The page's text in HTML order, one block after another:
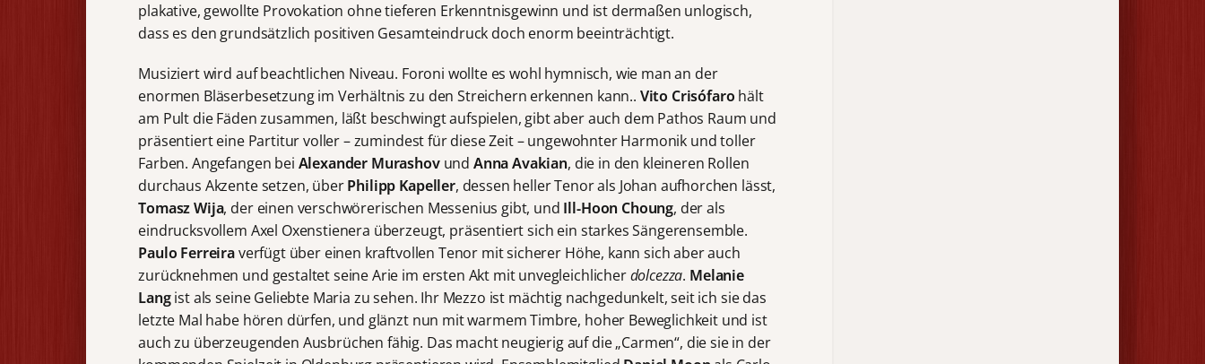
plakative, gewollte Provokation ohne tieferen Erkenntnisgewinn und ist dermaßen unlogisch,
dass es den grundsätzlich positiven Gesamteindruck doch enorm beeinträchtigt.
Musiziert wird auf beachtlichen Niveau. Foroni wollte es wohl hymnisch, wie man an der
enormen Bläserbesetzung im Verhältnis zu den Streichern erkennen kann.. Vito Crisófaro hält
am Pult die Fäden zusammen, läßt beschwingt aufspielen, gibt aber auch dem Pathos Raum und
präsentiert eine Partitur voller – zumindest für diese Zeit – ungewohnter Harmonik und toller
Farben. Angefangen bei Alexander Murashovund Anna Avakian, die in den kleineren Rollen
durchaus Akzente setzen, überPhilipp Kapeller, dessen heller Tenor als Johan aufhorchen lässt,
Tomasz Wija, der einen verschwörerischen Messenius gibt, und Ill-Hoon Choung, der als
eindrucksvollem Axel Oxenstienera überzeugt, präsentiert sich ein starkes Sängerensemble.
Paulo Ferreiraverfügt über einen kraftvollen Tenor mit sicherer Höhe, kann sich aber auch
zurücknehmen und gestaltet seine Arie im ersten Akt mit unvegleichlicherdolcezza. Melanie
Langist als seine Geliebte Maria zu sehen. Ihr Mezzo ist mächtig nachgedunkelt, seit ich sie das
letzte Mal habe hören dürfen, und glänzt nun mit warmem Timbre, hoher Beweglichkeit und ist
auch zu überzeugenden Ausbrüchen fähig. Das macht neugierig auf die „Carmen“, die sie in der